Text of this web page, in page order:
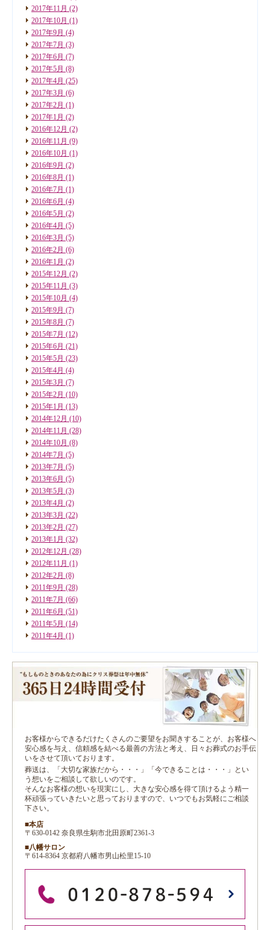
2017年11月 (2)
2017年10月 (1)
2017年9月 (4)
2017年7月 (3)
2017年6月 (7)
2017年5月 (8)
2017年4月 (25)
2017年3月 (6)
2017年2月 (1)
2017年1月 (2)
2016年12月 (2)
2016年11月 (9)
2016年10月 (1)
2016年9月 (2)
2016年8月 (1)
2016年7月 (1)
2016年6月 (4)
2016年5月 (2)
2016年4月 (5)
2016年3月 (5)
2016年2月 (6)
2016年1月 (2)
2015年12月 (2)
2015年11月 (3)
2015年10月 (4)
2015年9月 (7)
2015年8月 (7)
2015年7月 (12)
2015年6月 (21)
2015年5月 (23)
2015年4月 (4)
2015年3月 (7)
2015年2月 (10)
2015年1月 (13)
2014年12月 (10)
2014年11月 (28)
2014年10月 (8)
2014年7月 (5)
2013年7月 (5)
2013年6月 (5)
2013年5月 (3)
2013年4月 (2)
2013年3月 (22)
2013年2月 (27)
2013年1月 (32)
2012年12月 (28)
2012年11月 (1)
2012年2月 (8)
2011年9月 (28)
2011年7月 (66)
2011年6月 (51)
2011年5月 (14)
2011年4月 (1)
お客様からできるだけたくさんのご要望をお聞きすることが、お客様へ
安心感を与え、信頼感を結べる最善の方法と考え、日々お葬式のお手伝
いをさせて頂いております。
葬送は、「大切な家族だから・・・」「今できることは・・・」とい
う想いをご相談して欲しいのです。
そんなお客様の想いを現実にし、大きな安心感を得て頂けるよう精一
杯頑張っていきたいと思っておりますので、いつでもお気軽にご相談
下さい。
■本店
〒630-0142 奈良県生駒市北田原町2361-3
■八幡サロン
〒614-8364 京都府八幡市男山松里15-10